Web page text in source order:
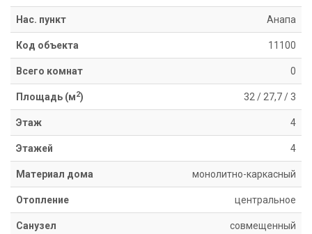
Контакты
800
80
8
918
670
14
Нас. пункт Анапа
Код объекта 11100
Всего комнат 0
Площадь (м2) 32 / 27,7/3
Этаж 4
Этажей 4
Материал дома монолитно-каркасный
Отопление центральное
Санузел совмещенный